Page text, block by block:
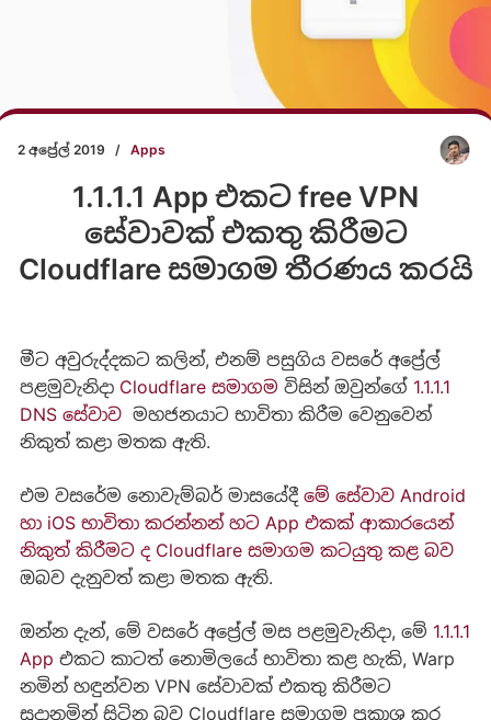
2 අප්‍රේල් 2019 / Apps
1.1.1.1 App එකට free VPN
සේවාවක් එකතු කිරීමට
Cloudflare සමාගම තීරණය කරයි
මීට අවුරුද්දකට කලින්, එනම් පසුගිය වසරේ අප්‍රේල්
පළමුවැනිදා Cloudflare සමාගම විසින් ඔවුන්ගේ 1.1.1.1
DNS සේවාවමහජනයාට භාවිතා කිරීම වෙනුවෙන්
නිකුත් කළා මතක ඇති.
එම වසරේම නොවැම්බර් මාසයේදී මේ සේවාව Android
හා iOS භාවිතා කරන්නන් හට App එකක් ආකාරයෙන්
නිකුත් කිරීමට ද Cloudflare සමාගම කටයුතු කළ බව
ඔබව දැනුවත් කළා මතක ඇති.
ඔන්න දැන්, මේ ‍වසරේ අප්‍රේල් මස පළමුවැනිදා, මේ 1.1.1.1
App එකට ‍කාටත් නොමිලයේ භාවිතා කළ හැකි, Warp
නමින් හඳුන්වන VPN සේවාවක් එකතු කිරීමට
සූදානමින් සිටින බව Cloudflare සමාගම ප්‍රකාශ කර